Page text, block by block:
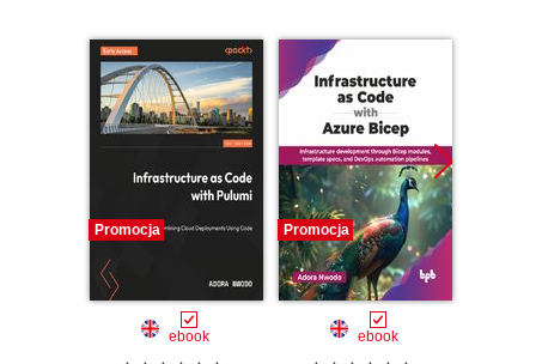
Promocja
ebook
Promocja
ebook